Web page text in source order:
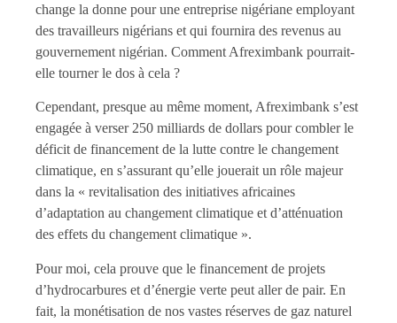
change la donne pour une entreprise nigériane employant
des travailleurs nigérians et qui fournira des revenus au
gouvernement nigérian. Comment Afreximbank pourrait-
elle tourner le dos à cela ?
Cependant, presque au même moment, Afreximbank s’est
engagée à verser 250 milliards de dollars pour combler le
déficit de financement de la lutte contre le changement
climatique, en s’assurant qu’elle jouerait un rôle majeur
dans la « revitalisation des initiatives africaines
d’adaptation au changement climatique et d’atténuation
des effets du changement climatique ».
Pour moi, cela prouve que le financement de projets
d’hydrocarbures et d’énergie verte peut aller de pair. En
fait, la monétisation de nos vastes réserves de gaz naturel